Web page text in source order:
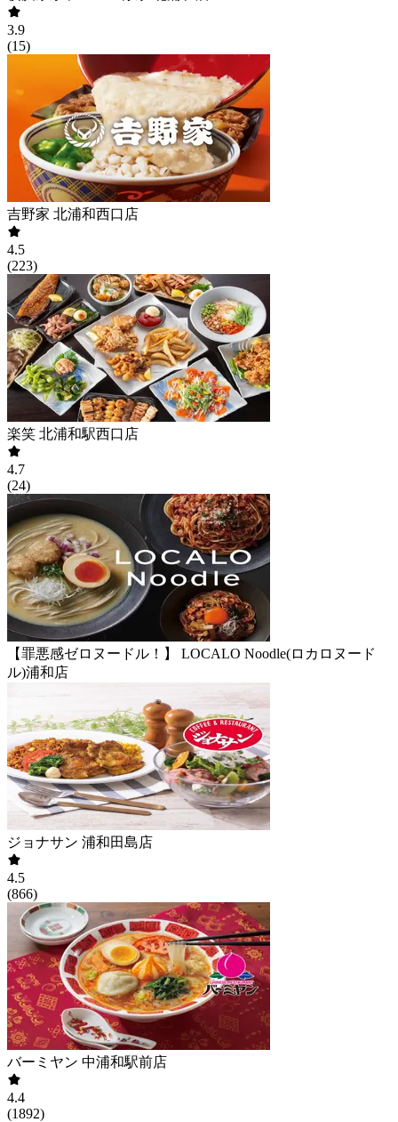
3.9
(15)
吉野家 北浦和西口店
4.5
(223)
楽笑 北浦和駅西口店
4.7
(24)
【罪悪感ゼロヌードル！】 LOCALO Noodle(ロカロヌード
ル)浦和店
ジョナサン 浦和田島店
4.5
(866)
バーミヤン 中浦和駅前店
4.4
(1892)